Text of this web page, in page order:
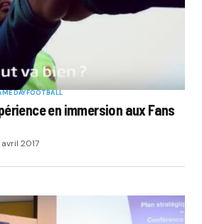
DAYFOOTBALL
en immersion aux Fans
2017